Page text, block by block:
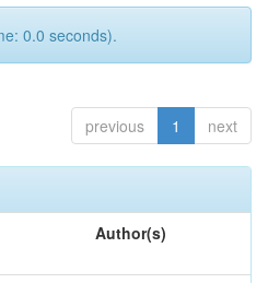
0.0 seconds).
previous 1 next
Author(s)